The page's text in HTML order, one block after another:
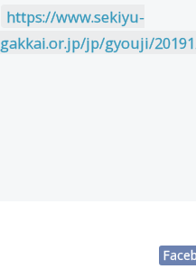
https://www.sekiyu-
gakkai.or.jp/jp/gyouji/